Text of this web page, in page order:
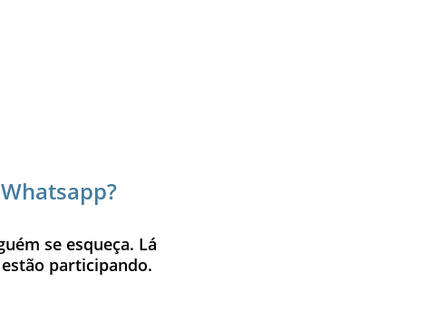
se esqueça. Lá
participando.